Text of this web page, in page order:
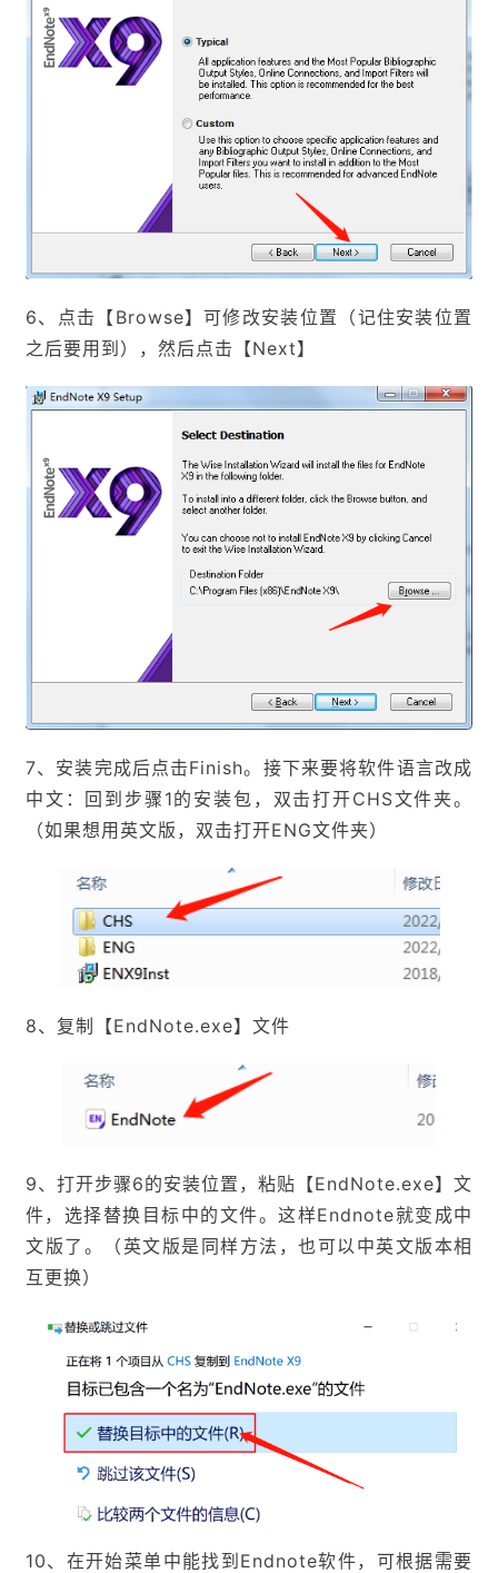
6、点击【Browse】可修改安装位置（记住安装位置
之后要用到），然后点击【Next】
7、安装完成后点击Finish。接下来要将软件语言改成
中文：回到步骤1的安装包，双击打开CHS文件夹。
（如果想用英文版，双击打开ENG文件夹）
8、复制【EndNote.exe】文件
9、打开步骤6的安装位置，粘贴【EndNote.exe】文
件，选择替换目标中的文件。这样Endnote就变成中
文版了。（英文版是同样方法，也可以中英文版本相
互更换）
10、在开始菜单中能找到Endnote软件，可根据需要